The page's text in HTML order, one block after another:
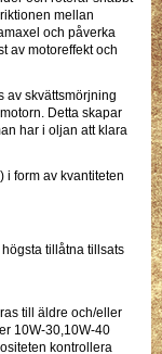
mellan
och påverka
av motoreffekt och
av skvättsmörjning
Detta skapar
har i oljan att klara
i form av kvantiteten
tillåtna tillsats
till äldre och/eller
10W-30,10W-40
kontrollera